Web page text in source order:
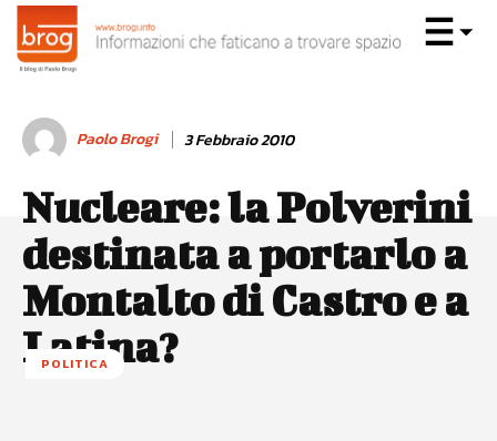
Paolo Brogi 3 Febbraio 2010
Nucleare: la Polverini
destinata a portarlo a
Montalto di Castro e a
Latina?
POLITICA